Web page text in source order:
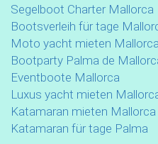
Segelboot Charter Mallorca
Bootsverleih für tage
Moto yacht mieten Mallorca
Bootparty Palma de
Eventboote Mallorca
Luxus yacht mieten
Katamaran mieten Mallorca
Katamaran für tage Palma